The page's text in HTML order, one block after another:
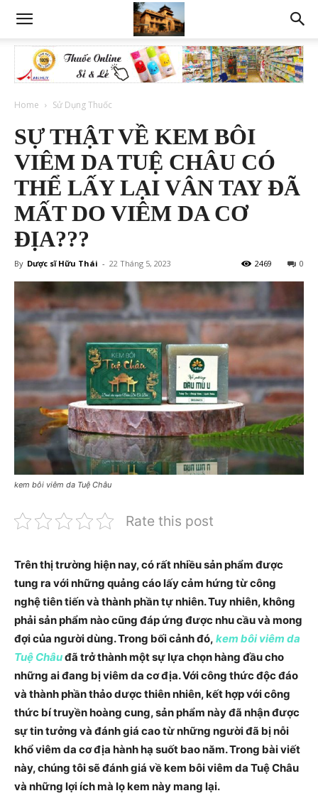
Home Sử Dụng Thuốc
SỰ THẬT VỀ KEM BÔI
VIÊM DA TUỆ CHÂU CÓ
THỂ LẤY LẠI VÂN TAY ĐÃ
MẤT DO VIÊM DA CƠ
ĐỊA???
By Dược sĩ Hữu Thái - 22 Tháng 5, 2023 0
2469
kem bôi viêm da Tuệ Châu
Rate this post
Trên thị trường hiện nay, có rất nhiều sản phẩm được
tung ra với những quảng cáo lấy cảm hứng từ công
nghệ tiên tiến và thành phần tự nhiên. Tuy nhiên, không
phải sản phẩm nào cũng đáp ứng được nhu cầu và mong
đợi của người dùng. Trong bối cảnh đó, kem bôi viêm da
Tuệ Châuđã trở thành một sự lựa chọn hàng đầu cho
những ai đang bị viêm da cơ địa. Với công thức độc đáo
và thành phần thảo dược thiên nhiên, kết hợp với công
thức bí truyền hoàng cung, sản phẩm này đã nhận được
sự tin tưởng và đánh giá cao từ những người đã bị nỗi
khổ viêm da cơ địa hành hạ suốt bao năm. Trong bài viết
này, chúng tôi sẽ đánh giá về kem bôi viêm da Tuệ Châu
và những lợi ích mà lọ kem này mang lại.